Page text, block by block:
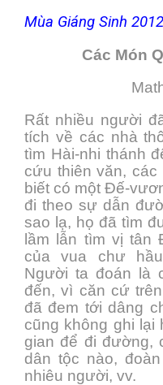
Mùa Giáng Sinh 2012
Các Món
Rất nhiều người
tích về các nhà
tìm Hài-nhi thánh
cứu thiên văn,
biết có một Đế-
đi theo sự dẫn
sao lạ, họ đã tìm
lầm lẫn tìm vị tân
của vua chư
Người ta đoán là
đến, vì căn cứ
đã đem tới dâng
cũng không ghi lại
gian để đi đường,
dân tộc nào,
nhiêu người, vv.